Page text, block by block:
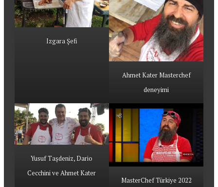
Izgara Şefi
Ahmet Kater Masterchef
deneyimi
Yusuf Taşdeniz, Dario
Cecchini ve Ahmet Kater
MasterChef Türkiye 2022